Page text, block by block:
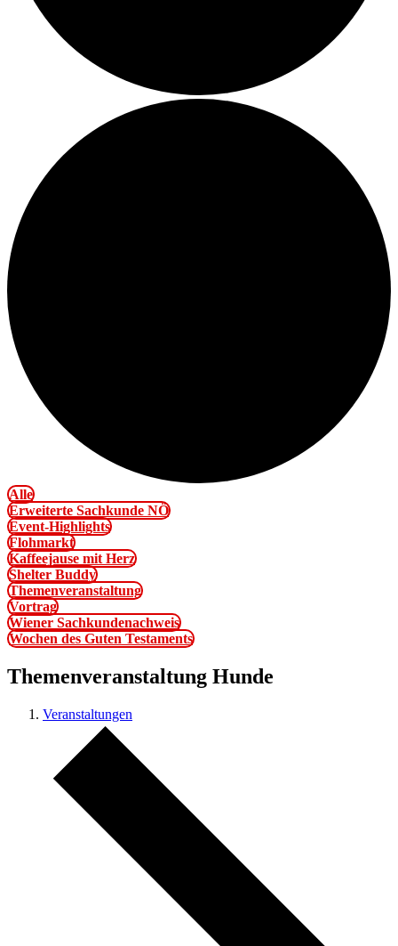
Alle
Erweiterte Sachkunde NÖ
Event-Highlights
Flohmarkt
Kaffeejause mit Herz
Shelter Buddy
Themenveranstaltung
Vortrag
Wiener Sachkundenachweis
Wochen des Guten Testaments
Themenveranstaltung Hunde
Veranstaltungen